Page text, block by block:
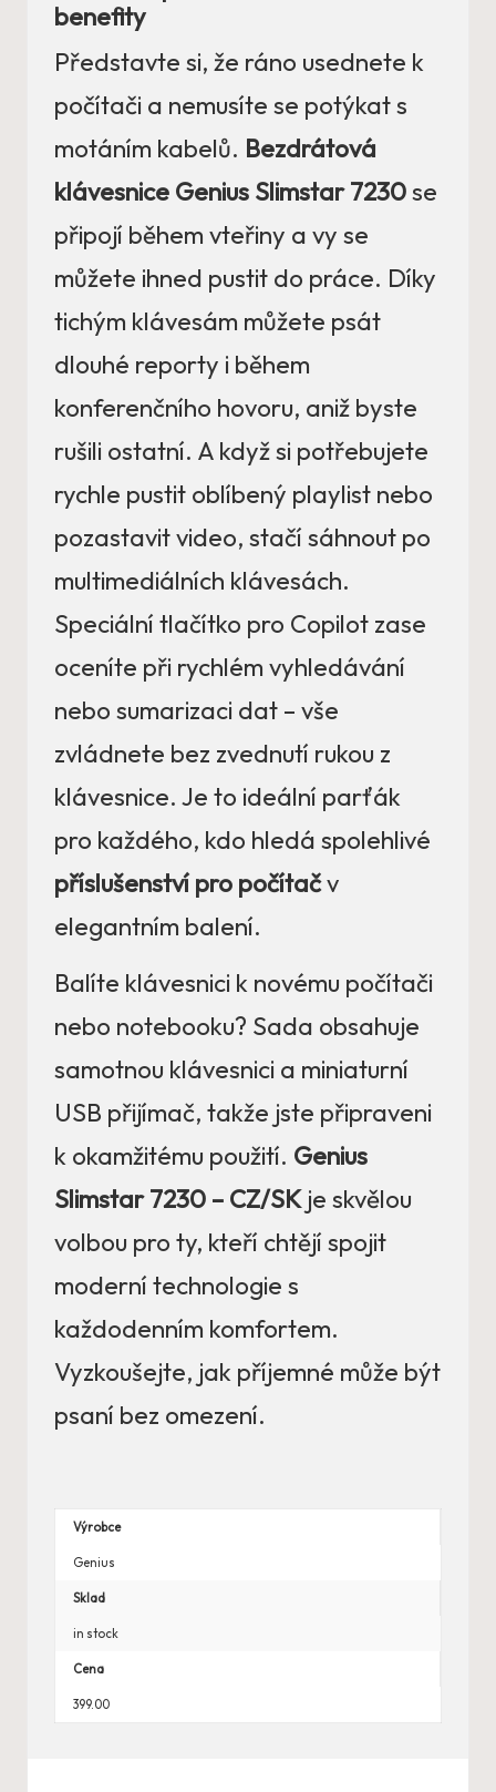
benefity
Představte si, že ráno usednete k
počítači a nemusíte se potýkat s
motáním kabelů. Bezdrátová
klávesnice Genius Slimstar 7230se
připojí během vteřiny a vy se
můžete ihned pustit do práce. Díky
tichým klávesám můžete psát
dlouhé reporty i během
konferenčního hovoru, aniž byste
rušili ostatní. A když si potřebujete
rychle pustit oblíbený playlist nebo
pozastavit video, stačí sáhnout po
multimediálních klávesách.
Speciální tlačítko pro Copilot zase
oceníte při rychlém vyhledávání
nebo sumarizaci dat – vše
zvládnete bez zvednutí rukou z
klávesnice. Je to ideální parťák
pro každého, kdo hledá spolehlivé
příslušenství pro počítačv
elegantním balení.
Balíte klávesnici k novému počítači
nebo notebooku? Sada obsahuje
samotnou klávesnici a miniaturní
USB přijímač, takže jste připraveni
k okamžitému použití. Genius
Slimstar 7230 – CZ/SKje skvělou
volbou pro ty, kteří chtějí spojit
moderní technologie s
každodenním komfortem.
Vyzkoušejte, jak příjemné může být
psaní bez omezení.
Výrobce
Genius
Sklad
in stock
Cena
399.00